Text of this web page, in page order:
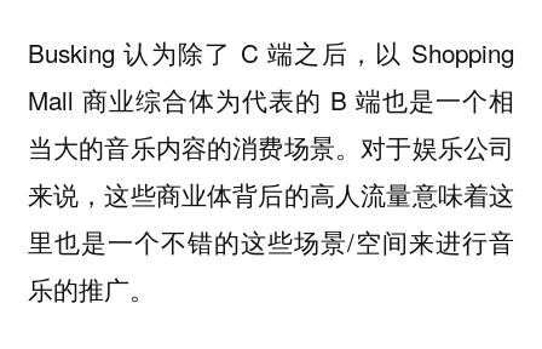
Busking 认为除了 C 端之后，以 Shopping
Mall 商业综合体为代表的 B 端也是一个相
当大的音乐内容的消费场景。 对于娱乐公司
来说，这些商业体背后的高人流量意味着这
里也是一个不错的这些场景/空间来进行音
乐的推广。